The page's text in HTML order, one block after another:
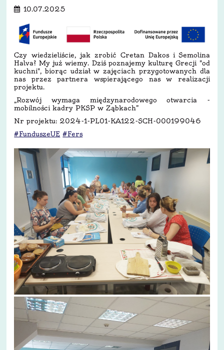
10.07.2025
Czy wiedzieliście, jak zrobić Cretan Dakos i Semolina
Halva? My już wiemy. Dziś poznajemy kulturę Grecji "od
kuchni", biorąc udział w zajęciach przygotowanych dla
nas przez partnera wspierającego nas w realizacji
projektu.
„Rozwój wymaga międzynarodowego otwarcia -
mobilności kadry PKSP w Ząbkach”
Nr projektu: 2024-1-PL01-KA122-SCH-000199046
#FunduszeUE #Fers